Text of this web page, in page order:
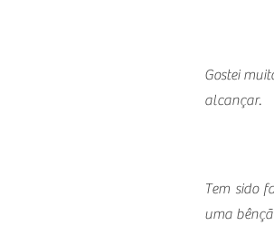
Gostei
alcançar.
Tem sido
uma